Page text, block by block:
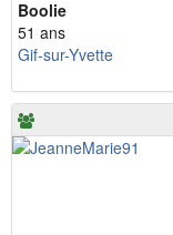
Boolie
51 ans
Gif-sur-Yvette